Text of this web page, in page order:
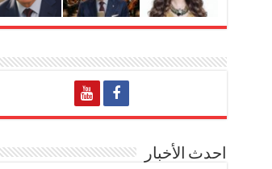
احدث الأخبار